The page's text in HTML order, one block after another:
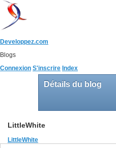
Developpez.com
Blogs
Connexion S'inscrire Index
Détails du blog
LittleWhite
LittleWhite